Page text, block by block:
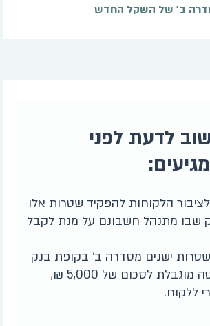
ב' של השקל החדש
לדעת לפני
הלקוחות להפקיד שטרות אלו
שבו מתנהל חשבונם על מנת לקבל
שטרות ישנים מסדרה ב' בקופת בנק
ישראל: הפריטה מוגבלת לסכום של 5,000 ₪,
ללקוח.